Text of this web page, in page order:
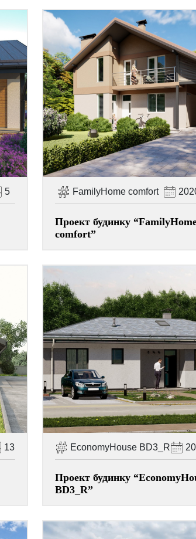
5 FamilyHome comfort
Проект будинку
comfort”
13 EconomyHouse BD3_R
Проект будинку
BD3_R”